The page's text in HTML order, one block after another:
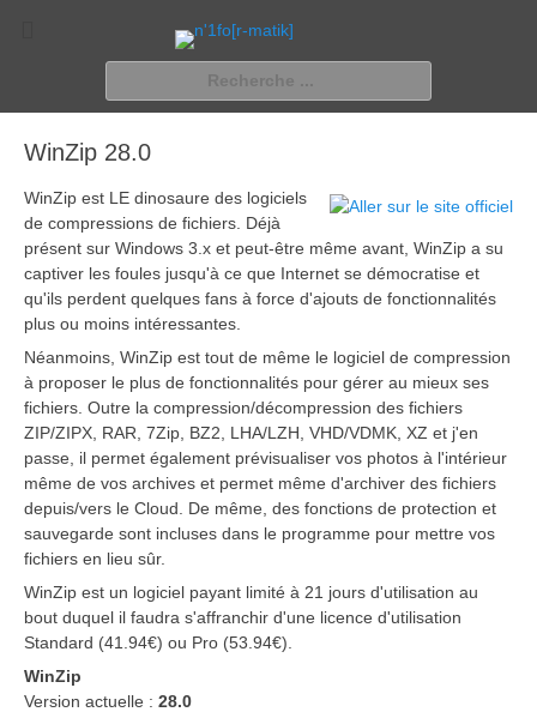
n'1fo[r-matik]
Pour les nymphos d'infos en info…
WinZip 28.0
WinZip est LE dinosaure des logiciels
de compressions de fichiers. Déjà
présent sur Windows 3.x et peut-être même avant, WinZip a su
captiver les foules jusqu'à ce que Internet se démocratise et
qu'ils perdent quelques fans à force d'ajouts de fonctionnalités
plus ou moins intéressantes.
Néanmoins, WinZip est tout de même le logiciel de compression
à proposer le plus de fonctionnalités pour gérer au mieux ses
fichiers. Outre la compression/décompression des fichiers
ZIP/ZIPX, RAR, 7Zip, BZ2, LHA/LZH, VHD/VDMK, XZ et j'en
passe, il permet également prévisualiser vos photos à l'intérieur
même de vos archives et permet même d'archiver des fichiers
depuis/vers le Cloud. De même, des fonctions de protection et
sauvegarde sont incluses dans le programme pour mettre vos
fichiers en lieu sûr.
WinZip est un logiciel payant limité à 21 jours d'utilisation au
bout duquel il faudra s'affranchir d'une licence d'utilisation
Standard (41.94€) ou Pro (53.94€).
WinZip
Version actuelle : 28.0